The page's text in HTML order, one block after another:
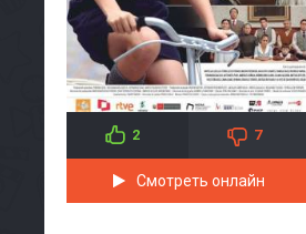
2 7
Смотреть онлайн